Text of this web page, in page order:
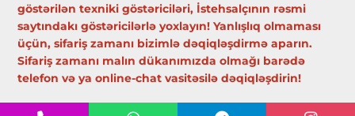
göstərilən texniki göstəriciləri, İstehsalçının rəsmi
saytındakı göstəricilərlə yoxlayın! Yanlışlıq olmaması
üçün, sifariş zamanı bizimlə dəqiqləşdirmə aparın.
Sifariş zamanı malın dükanımızda olmağı barədə
telefon və ya online-chat vasitəsilə dəqiqləşdirin!